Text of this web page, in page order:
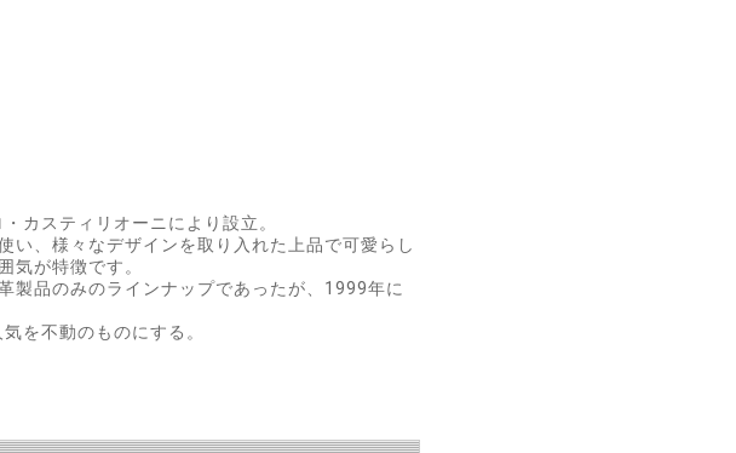
カスティリオーニにより設立。
い、様々なデザインを取り入れた上品で可愛らし
気が特徴です。
製品のみのラインナップであったが、1999年に
を不動のものにする。